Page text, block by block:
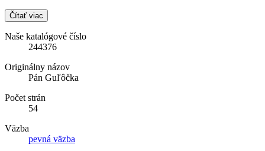
Čítať viac
Naše katalógové číslo
244376
Originálny názov
Pán Guľôčka
Počet strán
54
Väzba
pevná väzba